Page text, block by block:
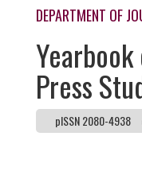
DEPARTMENT OF
Press
pISSN 2080-4938